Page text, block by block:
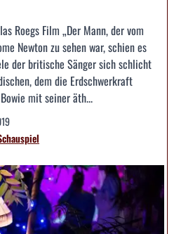
Roegs Film „Der Mann, der vom
Newton zu sehen war, schien es
der britische Sänger sich schlicht
dem die Erdschwerkraft
mit seiner äth...